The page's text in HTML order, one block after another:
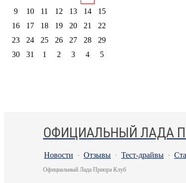
9
10 11 12 13 14
15
16
17 18 19 20 21
22
23
24 25 26 27 28
29
30
31 1 2 3 4 5
ОФИЦИАЛЬНЫЙ ЛАДА
Новости · Отзывы · Тест-драйвы ·
Официальный Лада Приора Клуб